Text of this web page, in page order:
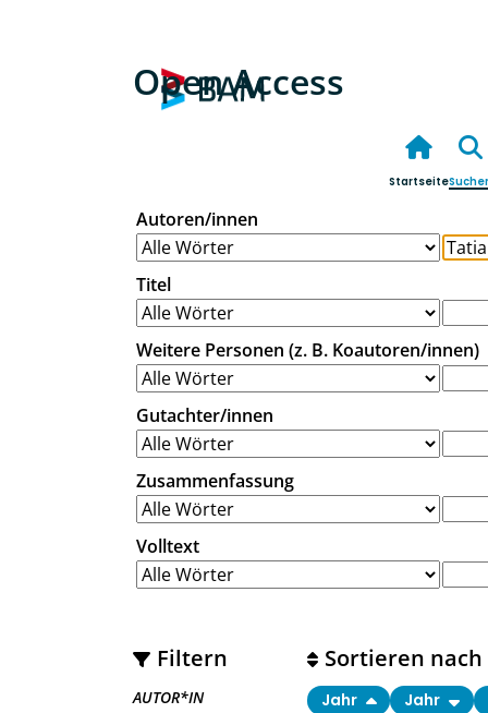
Open Access
Startseite
Autoren/innen
Titel
Weitere Personen (z. B. Koautoren/innen)
Gutachter/innen
Zusammenfassung
Volltext
Filtern
AUTOR*IN
Sortieren nach
Jahr Jahr